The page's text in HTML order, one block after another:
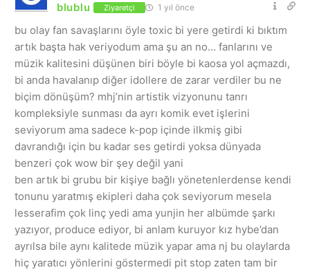
blublu Ziyaretçi 1 yıl önce
bu olay fan savaşlarını öyle toxic bi yere getirdi ki bıktım
artık başta hak veriyodum ama şu an no… fanlarını ve
müzik kalitesini düşünen biri böyle bi kaosa yol açmazdı,
bi anda havalanıp diğer idollere de zarar verdiler bu ne
biçim dönüşüm? mhj’nin artistik vizyonunu tanrı
kompleksiyle sunması da ayrı komik evet işlerini
seviyorum ama sadece k-pop içinde ilkmiş gibi
davrandığı için bu kadar ses getirdi yoksa dünyada
benzeri çok wow bir şey değil yani
ben artık bi grubu bir kişiye bağlı yönetenlerdense kendi
tonunu yaratmış ekipleri daha çok seviyorum mesela
lesserafim çok linç yedi ama yunjin her albümde şarkı
yazıyor, produce ediyor, bi anlam kuruyor kız hybe’dan
ayrılsa bile aynı kalitede müzik yapar ama nj bu olaylarda
hiç yaratıcı yönlerini göstermedi pit stop zaten tam bir